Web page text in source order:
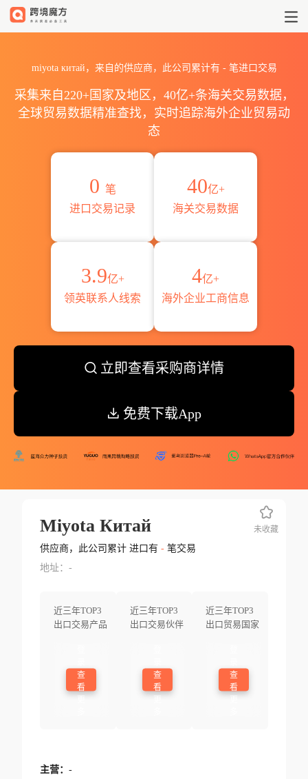
miyota китай，来自的供应商，此公司累计有 -笔进口交易
采集来自220+国家及地区，40亿+条海关交易数据，
全球贸易数据精准查找，实时追踪海外企业贸易动
态
0 笔
进口交易记录
40亿+
海关交易数据
3.9亿+
领英联系人线索
4亿+
海外企业工商信息
立即查看采购商详情
免费下载App
Miyota Китай
供应商，此公司累计 进口有 -笔交易
地址：-
近三年TOP3
出口交易产品
查
看
近三年TOP3
出口交易伙伴
查
看
近三年TOP3
出口贸易国家
查
看
未收藏
主营： -